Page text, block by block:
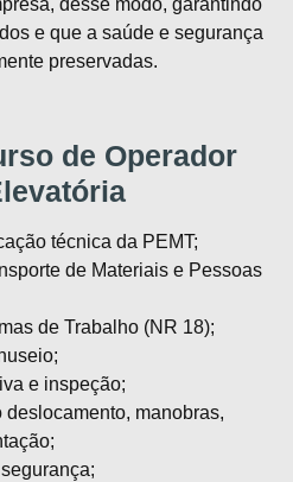
e que a saúde e segurança
preservadas.
de Operador
técnica da PEMT;
de Materiais e Pessoas
de Trabalho (NR 18);
e inspeção;
deslocamento, manobras,